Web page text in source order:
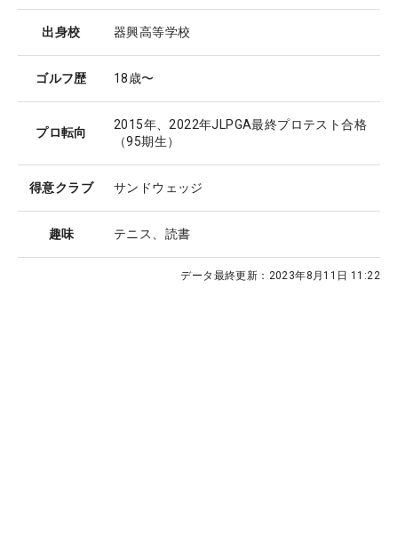
出身校 器興高等学校
ゴルフ歴 18歳〜
プロ転向
2015年、2022年JLPGA最終プロテスト合格
（95期生）
得意クラブ サンドウェッジ
趣味 テニス、読書
データ最終更新： 2023年8月11日 11:22